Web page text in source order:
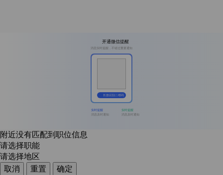
开通微信提醒
消息实时提醒，不错过重要通知
长按识别二维码
实时提醒
消息及时通知
实时提醒
消息及时通知
附近没有匹配到职位信息
请选择职能
请选择地区
取消
重置
确定